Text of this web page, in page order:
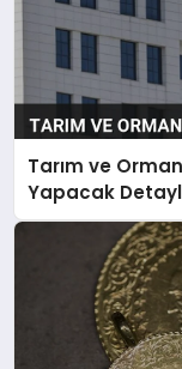
Tarım ve
Yapacak